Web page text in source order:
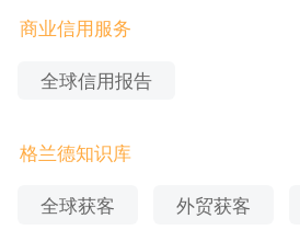
可以修改。这个是比较有用的，
发布update并链接公司网站发
上的用户点击update链接以后跳
以进入到自己的网站里面来，可
商业信用服务
全球信用报告
格兰德知识库
全球获客 外贸获客